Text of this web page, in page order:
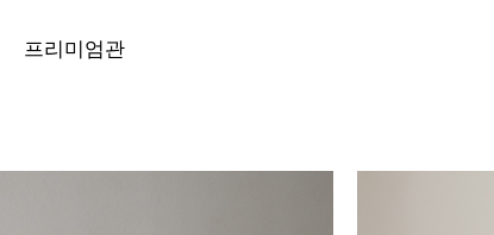
프리미엄관